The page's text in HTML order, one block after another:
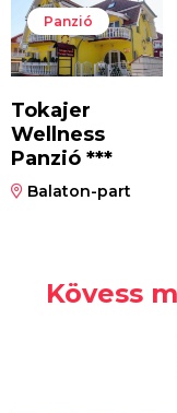
Panzió
Tokajer
Wellness
Panzió ***
Balaton-part
Kövess